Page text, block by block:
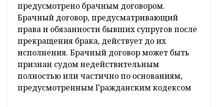
предусмотрено брачным договором.
Брачный договор, предусматривающий
права и обязанности бывших супругов после
прекращения брака, действует до их
исполнения. Брачный договор может быть
признан судом недействительным
полностью или частично по основаниям,
предусмотренным Гражданским кодексом